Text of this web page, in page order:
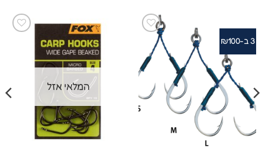
3 ב-₪100
המלאי אזל